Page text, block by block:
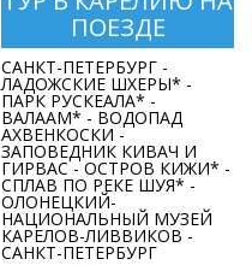
ПОЕЗДЕ
САНКТ-ПЕТЕРБУРГ -
ЛАДОЖСКИЕ ШХЕРЫ* -
ПАРК РУСКЕАЛА* -
ВАЛААМ* - ВОДОПАД
АХВЕНКОСКИ -
ЗАПОВЕДНИК КИВАЧ И
ГИРВАС - ОСТРОВ КИЖИ* -
СПЛАВ ПО РЕКЕ ШУЯ* -
ОЛОНЕЦКИЙ-
НАЦИОНАЛЬНЫЙ МУЗЕЙ
КАРЕЛОВ-ЛИВВИКОВ -
САНКТ-ПЕТЕРБУРГ